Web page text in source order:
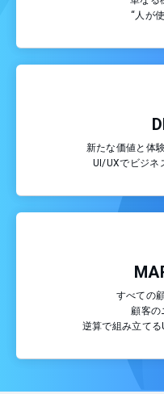
“人が
新たな価値と体
UI/UXでビジネ
すべての
顧客の
逆算で組み立て